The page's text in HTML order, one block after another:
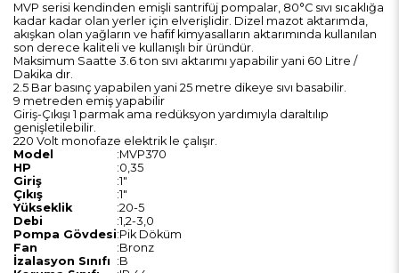
MVP serisi kendinden emişli santrifüj pompalar, 80°C sıvı sıcaklığa
kadar kadar olan yerler için elverişlidir. Dizel mazot aktarımda,
akışkan olan yağların ve hafif kimyasalların aktarımında kullanılan
son derece kaliteli ve kullanışlı bir üründür.
Maksimum Saatte 3.6 ton sıvı aktarımı yapabilir yani 60 Litre /
Dakika dır.
2.5 Bar basınç yapabilen yani 25 metre dikeye sıvı basabilir.
9 metreden emiş yapabilir
Giriş-Çıkışı 1 parmak ama redüksyon yardımıyla daraltılıp
genişletilebilir.
220 Volt monofaze elektrik le çalışır.
Model
:MVP370
HP
:0,35
Giriş
:1"
Çıkış
:1"
Yükseklik
:20-5
Debi
:1,2-3,0
Pompa Gövdesi:Pik Döküm
Fan
:Bronz
İzalasyon Sınıfı :B